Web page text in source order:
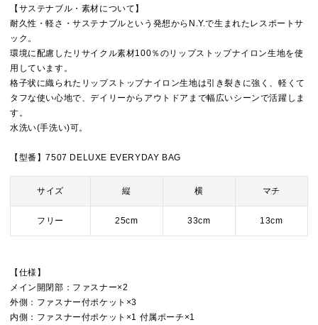
【サステナブル・素材について】
耐久性・軽さ・サステナブルという発想からN.Y.で生まれたレスポートサ
ック。
環境に配慮したリサイクル素材100％のリップストップナイロン生地を使
用しています。
格子状に織られたリップストップナイロン生地は引き裂きに強く、軽くて
タフな使い心地で、デイリーからアウトドアまで幅広いシーンで活躍しま
す。
水洗い(手洗い)可。
【型番】7507 DELUXE EVERYDAY BAG
サイズ 縦 横 マチ
フリー 25cm 33cm 13cm
【仕様】
メイン開閉部：ファスナー×2
外側：ファスナー付ポケット×3
内側：ファスナー付ポケット×1 付属ポーチ×1